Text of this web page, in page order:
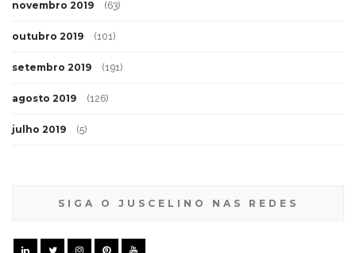
novembro 2019 (63)
outubro 2019 (101)
setembro 2019 (191)
agosto 2019 (126)
julho 2019 (5)
SIGA O JUSCELINO NAS REDES